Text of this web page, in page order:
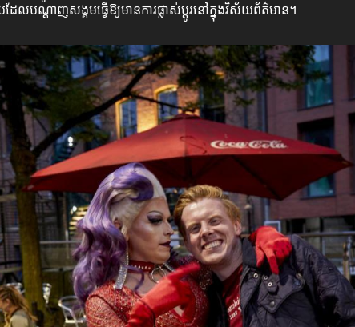
លបណ្តាញសង្គមធ្វើឱ្យមានការផ្លាស់ប្តូរនៅក្នុងវិស័យព័ត៌មាន។